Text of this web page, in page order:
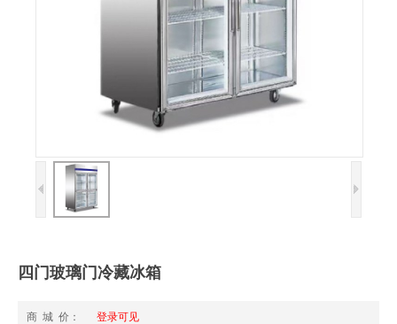
四门玻璃门冷藏冰箱
商 城 价： 登录可见